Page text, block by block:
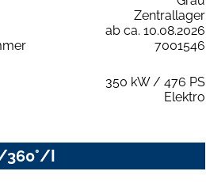
Zentrallager
ab ca. 10.08.2026
7001546
350 kW / 476 PS
Elektro
360°/I